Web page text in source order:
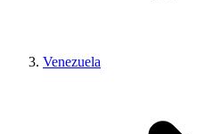
Venezuela